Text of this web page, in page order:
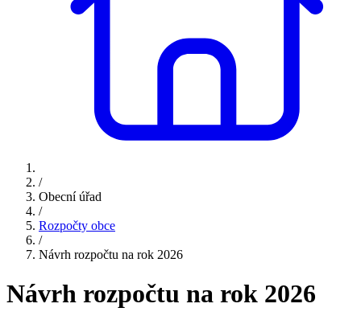
/
Obecní úřad
/
Rozpočty obce
/
Návrh rozpočtu na rok 2026
Návrh rozpočtu na rok 2026